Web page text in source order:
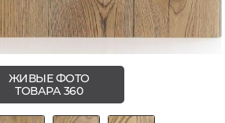
ЖИВЫЕ ФОТО
ТОВАРА 360